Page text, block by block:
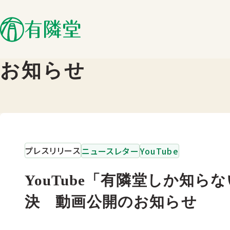
お知らせ
プレスリリースニュースレター YouTube
YouTube「有隣堂しか知ら
決 動画公開のお知らせ